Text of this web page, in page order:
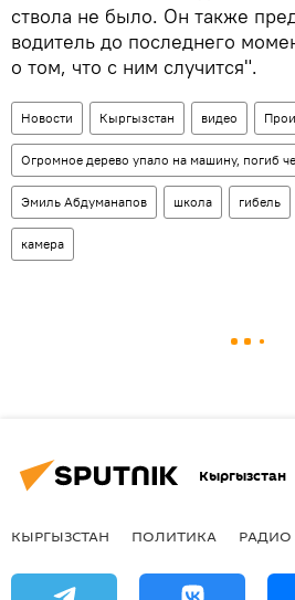
ствола не было. Он также
водитель до последнего
о том, что с ним случится".
Новости Кыргызстан видео
Огромное дерево упало на машину, погиб
Эмиль Абдуманапов школа гибель
камера
Кыргызстан
КЫРГЫЗСТАН ПОЛИТИКА РАДИО